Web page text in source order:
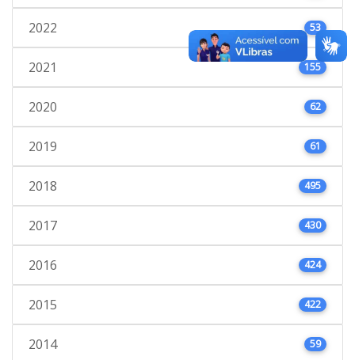
2022 53
2021 155
2020 62
2019 61
2018 495
2017 430
2016 424
2015 422
2014 59